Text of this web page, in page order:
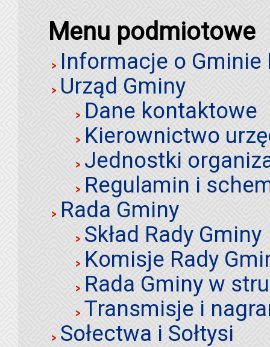
Menu podmiotowe
Informacje o Gminie
Urząd Gminy
Dane kontaktowe
Kierownictwo
Jednostki
Regulamin i
Rada Gminy
Skład Rady Gminy
Komisje Rady
Rada Gminy w
Transmisje i
Sołectwa i Sołtysi